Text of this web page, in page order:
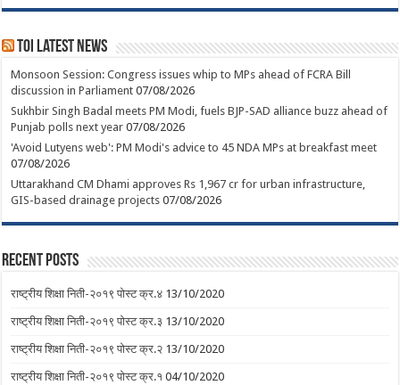
TOI Latest News
Monsoon Session: Congress issues whip to MPs ahead of FCRA Bill
discussion in Parliament 07/08/2026
Sukhbir Singh Badal meets PM Modi, fuels BJP-SAD alliance buzz ahead of
Punjab polls next year 07/08/2026
'Avoid Lutyens web': PM Modi's advice to 45 NDA MPs at breakfast meet
07/08/2026
Uttarakhand CM Dhami approves Rs 1,967 cr for urban infrastructure,
GIS-based drainage projects 07/08/2026
Recent Posts
राष्ट्रीय शिक्षा निती-२०१९ पोस्ट क्र.४ 13/10/2020
राष्ट्रीय शिक्षा निती-२०१९ पोस्ट क्र.३ 13/10/2020
राष्ट्रीय शिक्षा निती-२०१९ पोस्ट क्र.२ 13/10/2020
राष्ट्रीय शिक्षा निती-२०१९ पोस्ट क्र.१ 04/10/2020